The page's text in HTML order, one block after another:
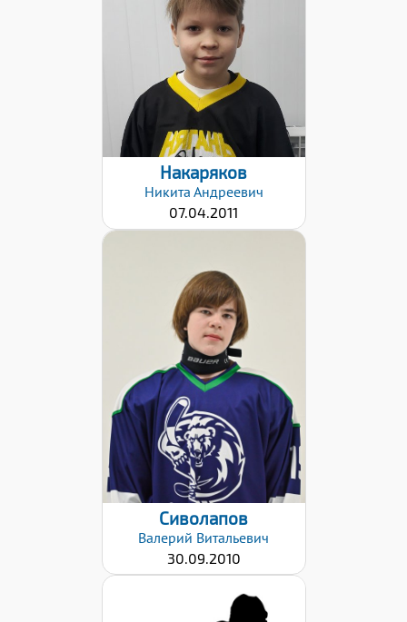
Дата заявки:
27.01.2021
Накаряков
Никита Андреевич
07.04.2011
Хват клюшки:
Левый
Дата заявки:
26.01.2021
Сиволапов
Валерий Витальевич
30.09.2010